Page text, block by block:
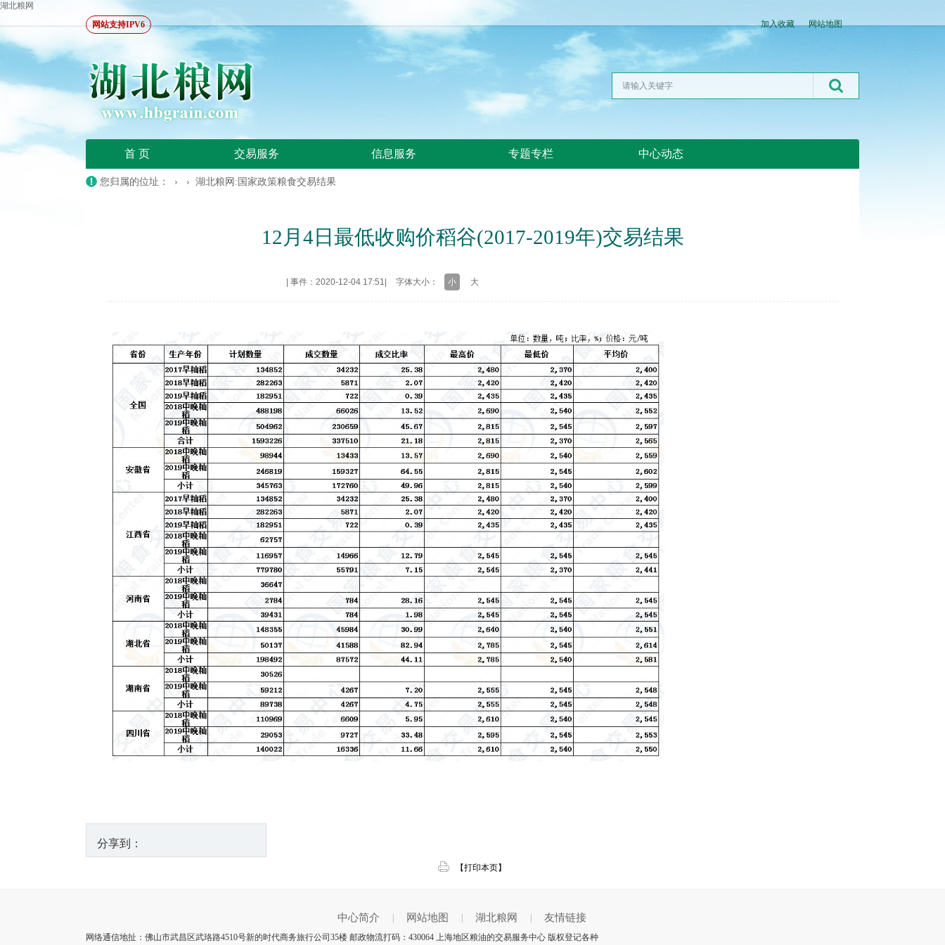
湖北粮网
网站支持IPV6
加入收藏 网站地图
首 页 交易服务 信息服务 专题专栏 中心动态
您归属的位址： › › 湖北粮网:国家政策粮食交易结果
12月4日最低收购价稻谷(2017-2019年)交易结果
事件：2020-12-04 17:51 字体大小： 小 大
分享到：
【打印本页】
中心简介 | 网站地图 | 湖北粮网 | 友情链接
网络通信地扯：佛山市武昌区武珞路4510号新的时代商务旅行公司35楼 邮政物流打码：430064 上海地区粮油的交易服务中心 版权登记各种